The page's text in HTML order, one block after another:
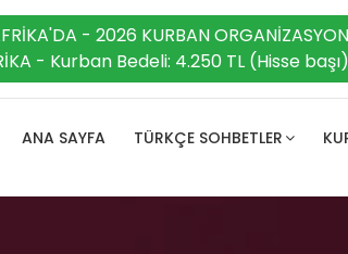
- 2026 KURBAN
- Kurban Bedeli: 4.250 TL (Hisse başı)
ANA SAYFA TÜRKÇE SOHBETLER